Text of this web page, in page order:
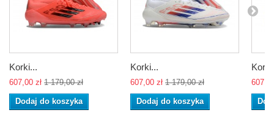
Korki...
607,00 zł 1 179,00 zł
Dodaj do koszyka
Korki...
607,00 zł 1 179,00 zł
Dodaj do koszyka